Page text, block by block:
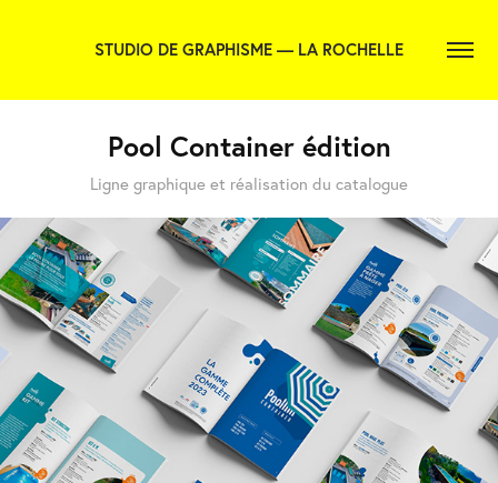
STUDIO DE GRAPHISME — LA ROCHELLE
Pool Container édition
Ligne graphique et réalisation du catalogue